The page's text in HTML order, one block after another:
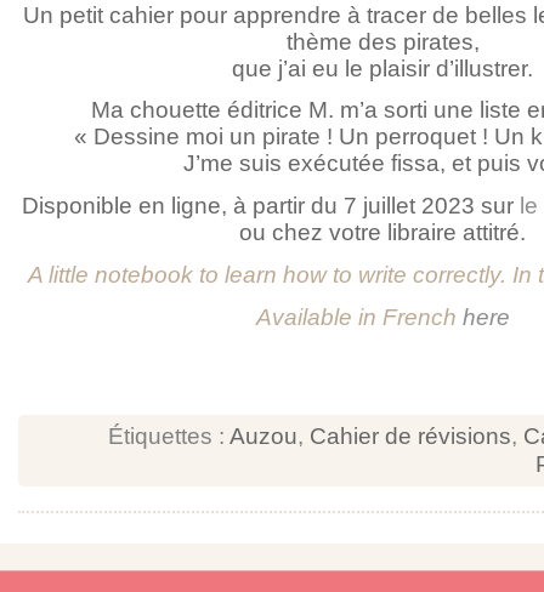
Un petit cahier pour apprendre à tracer de belles
thème des pirates,
que j’ai eu le plaisir d’illustrer.
Ma chouette éditrice M. m’a sorti une liste
« Dessine moi un pirate ! Un perroquet ! Un
J’me suis exécutée fissa, et puis
Disponible en ligne, à partir du 7 juillet 2023 sur
ou chez votre libraire attitré.
A little notebook to learn how to write correctly. In
Available in French here
Étiquettes : Auzou, Cahier de révisions,